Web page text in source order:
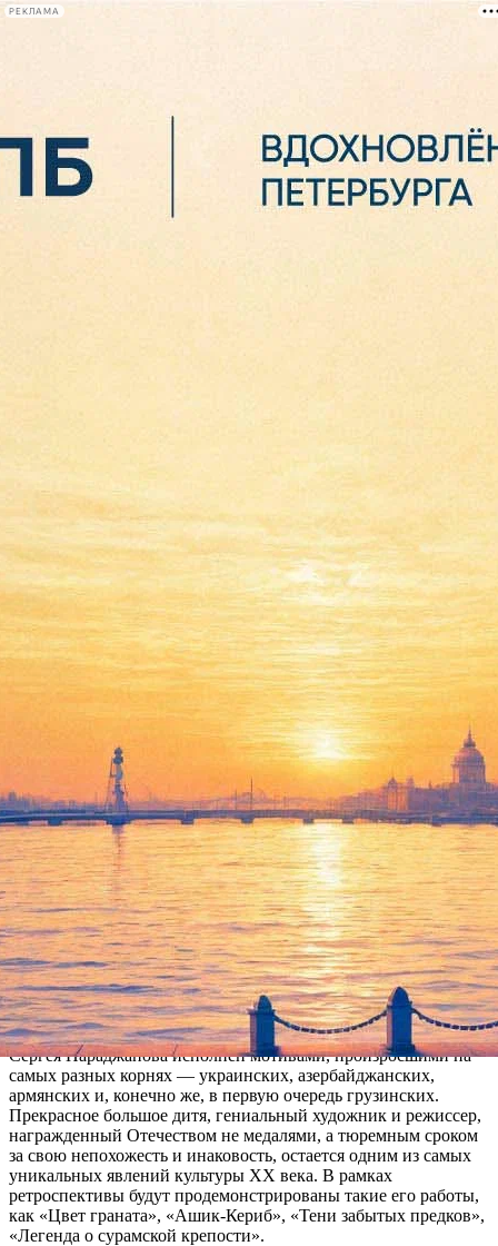
РЕКЛАМА
Сегодня:
Март в киноцентре «Родина»
закончится Днями
франкофонии и
ретроспективой
Параджанова
19 марта 2014, Версия для печати
Начало весны в киноцентре «Родина» выдалось весьма
насыщенным: на смену фестивалю шведских лент приходит
ретроспектива фильмов гениального Сергея Параджанова и
Дни франкофонии.
Мини-фестиваль параджановского кино пройдет с 25 по 28
марта и приурочен к девяностолетию со дня рождения
мастера. Особый, не похожий ни на какой другой, стиль
Сергея Параджанова исполнен мотивами, произросшими на
самых разных корнях — украинских, азербайджанских,
армянских и, конечно же, в первую очередь грузинских.
Прекрасное большое дитя, гениальный художник и режиссер,
награжденный Отечеством не медалями, а тюремным сроком
за свою непохожесть и инаковость, остается одним из самых
уникальных явлений культуры XX века. В рамках
ретроспективы будут продемонстрированы такие его работы,
как «Цвет граната», «Ашик-Кериб», «Тени забытых предков»,
«Легенда о сурамской крепости».